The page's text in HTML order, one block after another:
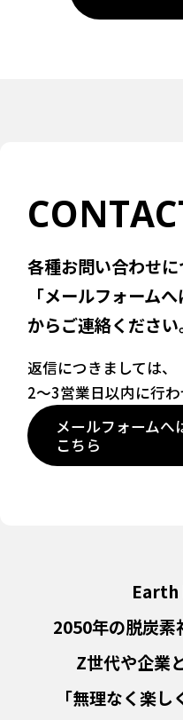
各種お問い合わせ
「メールフォームへ
からご連絡ください
返信につきましては、
2〜3営業日以内に行わ
メールフォームへ
こちら
Earth
2050年の脱炭素
Z世代や企業
「無理なく楽